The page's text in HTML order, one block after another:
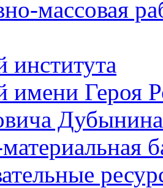
массовая
института
имени Героя
Дубынина